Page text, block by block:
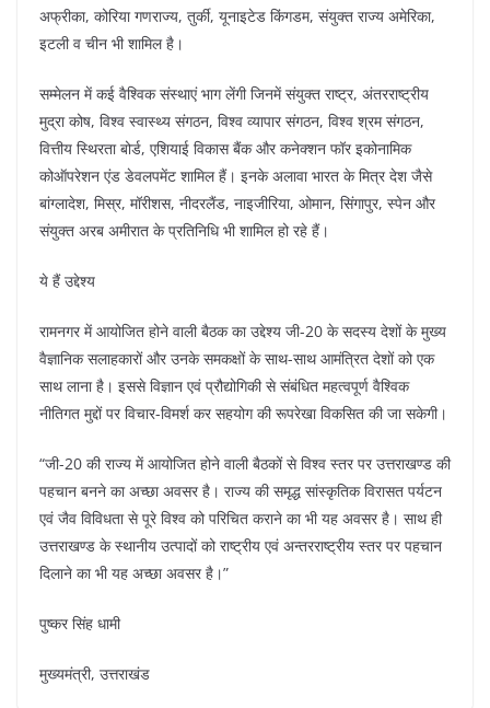
अफ्रीका, कोरिया गणराज्य, तुर्की, यूनाइटेड किंगडम, संयुक्त राज्य अमेरिका,
इटली व चीन भी शामिल है।
सम्मेलन में कई वैश्विक संस्थाएं भाग लेंगी जिनमें संयुक्त राष्ट्र, अंतरराष्ट्रीय
मुद्रा कोष, विश्व स्वास्थ्य संगठन, विश्व व्यापार संगठन, विश्व श्रम संगठन,
वित्तीय स्थिरता बोर्ड, एशियाई विकास बैंक और कनेक्शन फॉर इकोनामिक
कोऑपरेशन एंड डेवलपमेंट शामिल हैं। इनके अलावा भारत के मित्र देश जैसे
बांग्लादेश, मिस्र, मॉरीशस, नीदरलैंड, नाइजीरिया, ओमान, सिंगापुर, स्पेन और
संयुक्त अरब अमीरात के प्रतिनिधि भी शामिल हो रहे हैं।
ये हैं उद्देश्य
रामनगर में आयोजित होने वाली बैठक का उद्देश्य जी-20 के सदस्य देशों के मुख्य
वैज्ञानिक सलाहकारों और उनके समकक्षों के साथ-साथ आमंत्रित देशों को एक
साथ लाना है। इससे विज्ञान एवं प्रौद्योगिकी से संबंधित महत्वपूर्ण वैश्विक
नीतिगत मुद्दों पर विचार-विमर्श कर सहयोग की रूपरेखा विकसित की जा सकेगी।
“जी-20 की राज्य में आयोजित होने वाली बैठकों से विश्व स्तर पर उत्तराखण्ड की
पहचान बनने का अच्छा अवसर है। राज्य की समृद्ध सांस्कृतिक विरासत पर्यटन
एवं जैव विविधता से पूरे विश्व को परिचित कराने का भी यह अवसर है। साथ ही
उत्तराखण्ड के स्थानीय उत्पादों को राष्ट्रीय एवं अन्तरराष्ट्रीय स्तर पर पहचान
दिलाने का भी यह अच्छा अवसर है।”
पुष्कर सिंह धामी
मुख्यमंत्री, उत्तराखंड